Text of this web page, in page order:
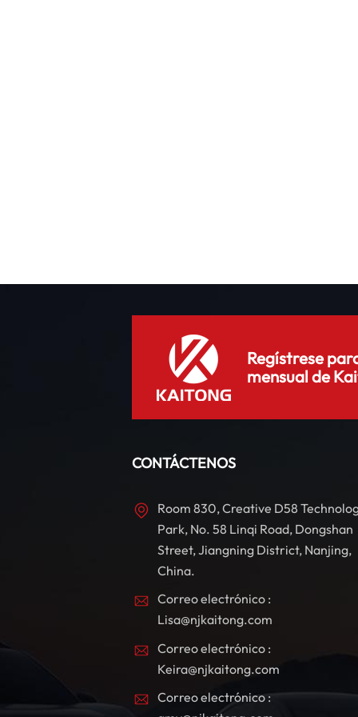
Regístrese
mensual de
CONTÁCTENOS
Room 830, Creative D58
Park, No. 58 Linqi Road, Dongshan
Street, Jiangning District, Nanjing,
China.
Correo electrónico :
Lisa@njkaitong.com
Correo electrónico :
Keira@njkaitong.com
Correo electrónico :